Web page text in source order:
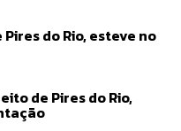
do Rio, esteve no
de Pires do Rio,